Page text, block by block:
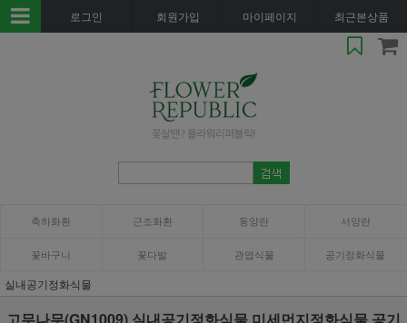
로그인 회원가입 마이페이지 최근본상품
축하화환 근조화환 동양란 서양란
꽃바구니 꽃다발 관엽식물 공기정화식물
실내공기정화식물